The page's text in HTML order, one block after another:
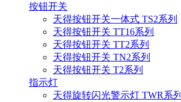
按钮开关
天得按钮开关一体式 TS2系列
天得按钮开关 TT16系列
天得按钮开关 TT2系列
天得按钮开关 TN2系列
天得按钮开关 T2系列
指示灯
天得旋转闪光警示灯 TWR系列